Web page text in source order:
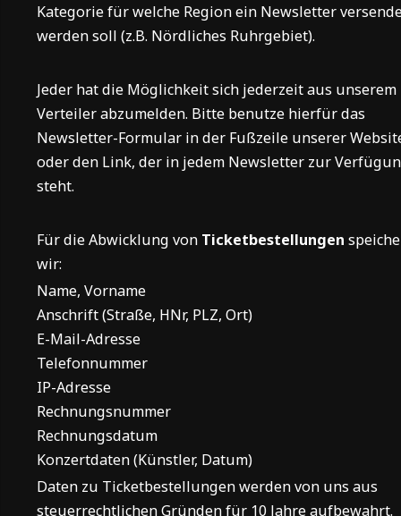
Kategorie für welche Region ein Newsletter
werden soll (z.B. Nördliches Ruhrgebiet).
Jeder hat die Möglichkeit sich jederzeit aus unserem
Verteiler abzumelden. Bitte benutze hierfür das
Newsletter-Formular in der Fußzeile unserer
oder den Link, der in jedem Newsletter zur
steht.
Für die Abwicklung von Ticketbestellungen
wir:
Name, Vorname
Anschrift (Straße, HNr, PLZ, Ort)
E-Mail-Adresse
Telefonnummer
IP-Adresse
Rechnungsnummer
Rechnungsdatum
Konzertdaten (Künstler, Datum)
Daten zu Ticketbestellungen werden von uns aus
steuerrechtlichen Gründen für 10 Jahre aufbewahrt.